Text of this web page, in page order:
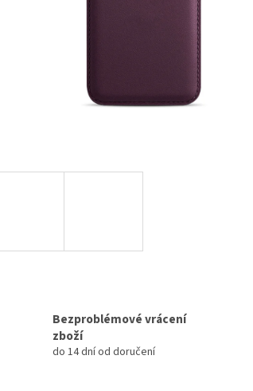
Bezproblémové vrácení
zboží
do 14 dní od doručení